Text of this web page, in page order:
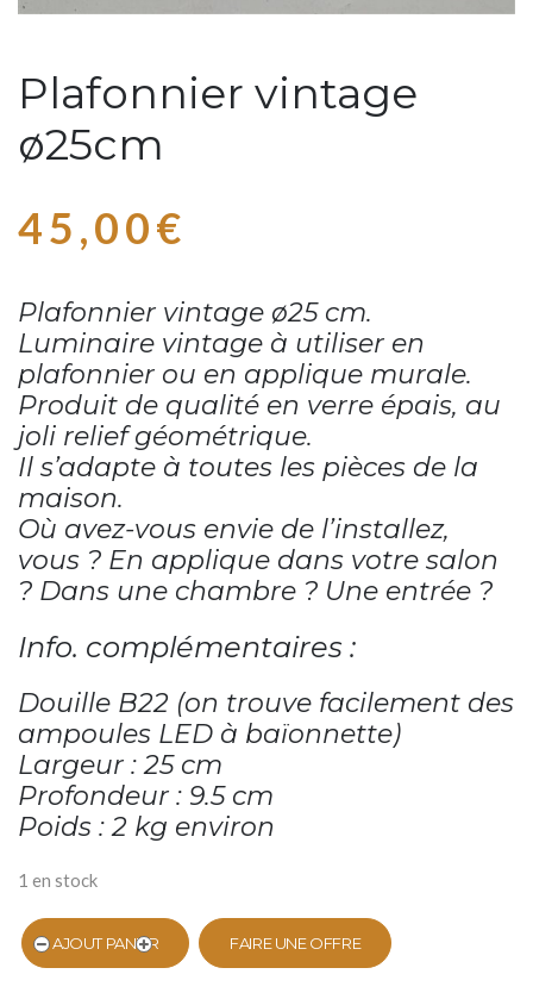
Plafonnier vintage
ø25cm
45,00€
Plafonnier vintage ø25 cm.
Luminaire vintage à utiliser en
plafonnier ou en applique murale.
Produit de qualité en verre épais, au
joli relief géométrique.
Il s’adapte à toutes les pièces de la
maison.
Où avez-vous envie de l’installez,
vous ? En applique dans votre salon
? Dans une chambre ? Une entrée ?
Info. complémentaires :
Douille B22 (on trouve facilement des
ampoules LED à baïonnette)
Largeur : 25 cm
Profondeur : 9.5 cm
Poids : 2 kg environ
1 en stock
AJOUT PANIER FAIRE UNE OFFRE